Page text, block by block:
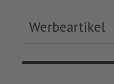
Werbeartikel